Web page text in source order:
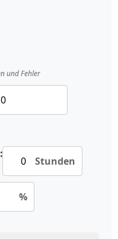
und Fehler
Stunden
%